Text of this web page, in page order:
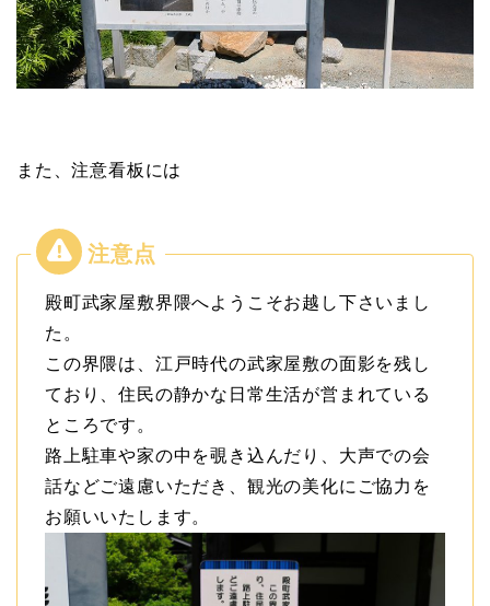
また、注意看板には
殿町武家屋敷界隈へようこそお越し下さいまし
た。
この界隈は、江戸時代の武家屋敷の面影を残し
ており、住民の静かな日常生活が営まれている
ところです。
路上駐車や家の中を覗き込んだり、大声での会
話などご遠慮いただき、観光の美化にご協力を
お願いいたします。